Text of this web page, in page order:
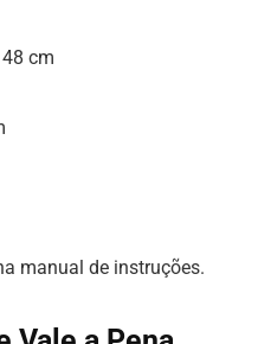
cm
manual de instruções.